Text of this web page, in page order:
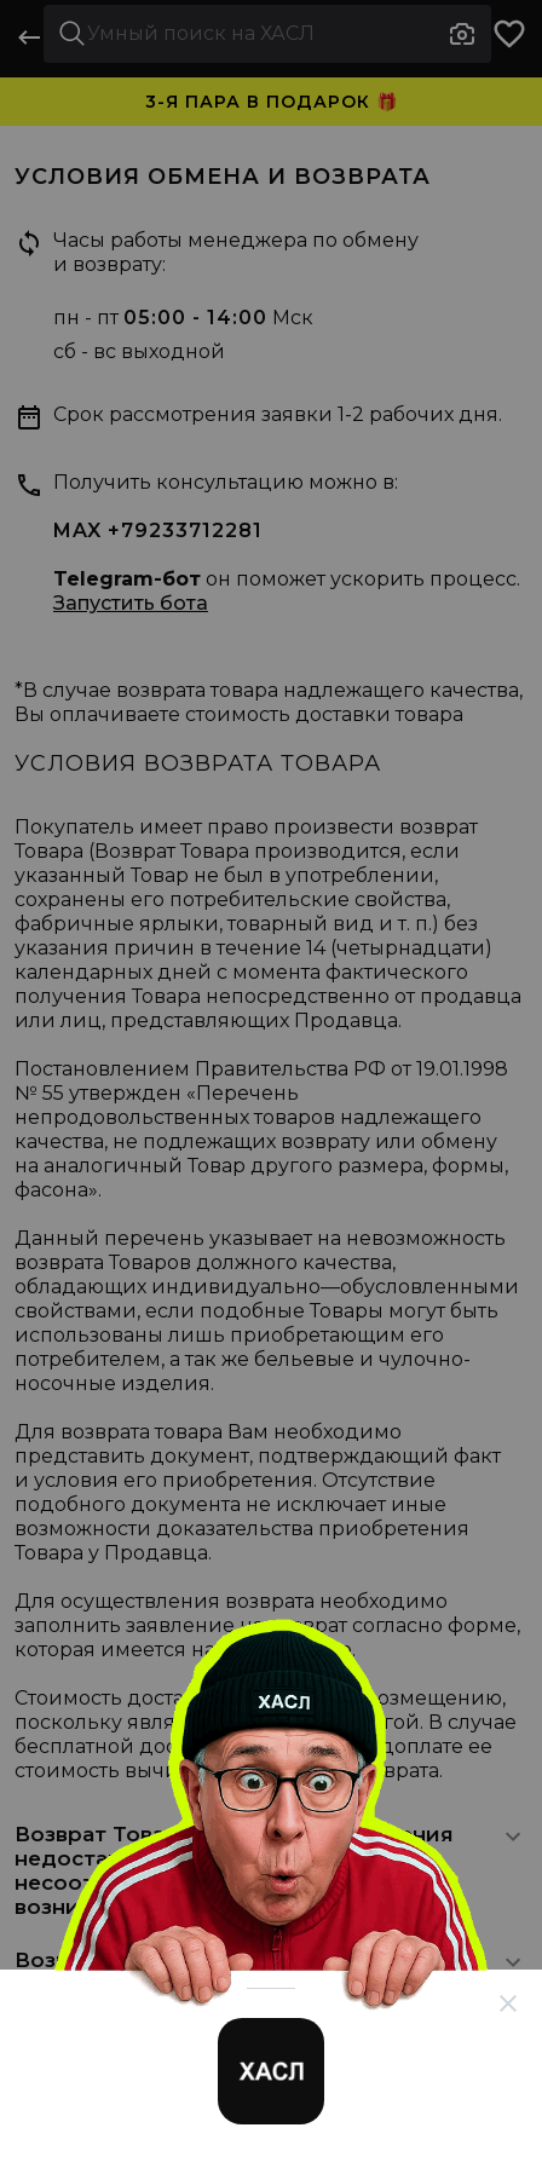
3-Я ПАРА В ПОДАРОК 🎁
УСЛОВИЯ ОБМЕНА И ВОЗВРАТА
Часы работы менеджера по обмену
и возврату:
пн - пт 05:00 - 14:00 Мск
сб - вс выходной
Срок рассмотрения заявки 1-2 рабочих дня.
Получить консультацию можно в:
MAX +79233712281
Telegram-бот он поможет ускорить процесс.
Запустить бота
*В случае возврата товара надлежащего качества,
Вы оплачиваете стоимость доставки товара
УСЛОВИЯ ВОЗВРАТА ТОВАРА
Покупатель имеет право произвести возврат
Товара (Возврат Товара производится, если
указанный Товар не был в употреблении,
сохранены его потребительские свойства,
фабричные ярлыки, товарный вид и т. п.) без
указания причин в течение 14 (четырнадцати)
календарных дней с момента фактического
получения Товара непосредственно от продавца
или лиц, представляющих Продавца.
Постановлением Правительства РФ от 19.01.1998
№ 55 утвержден «Перечень
непродовольственных товаров надлежащего
качества, не подлежащих возврату или обмену
на аналогичный Товар другого размера, формы,
фасона».
Данный перечень указывает на невозможность
возврата Товаров должного качества,
обладающих индивидуально—обусловленными
свойствами, если подобные Товары могут быть
использованы лишь приобретающим его
потребителем, а так же бельевые и чулочно-
носочные изделия.
Для возврата товара Вам необходимо
представить документ, подтверждающий факт
и условия его приобретения. Отсутствие
подобного документа не исключает иные
возможности доказательства приобретения
Товара у Продавца.
Для осуществления возврата необходимо
заполнить заявление на возврат согласно форме,
которая имеется на нашем сайте.
Стоимость доставки не подлежит возмещению,
поскольку является отдельной услугой. В случае
бесплатной доставки при 100% предоплате ее
стоимость вычитается из суммы возврата.
Возврат Товара в случае обнаружения
недостатков, связанных с
несоответствием условиям Заказа,
возникшим по вине Продавца
Возврат Товара надлежащего качества
Возврат Товара ненадлежащего качества
Возврат денежных средств